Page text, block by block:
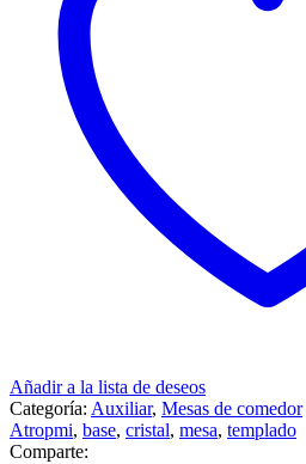
Añadir a la lista de deseos
Categoría: Auxiliar, Mesas de comedor
Atropmi, base, cristal, mesa, templado
Comparte: